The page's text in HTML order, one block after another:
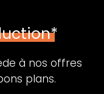
à nos offres
plans.